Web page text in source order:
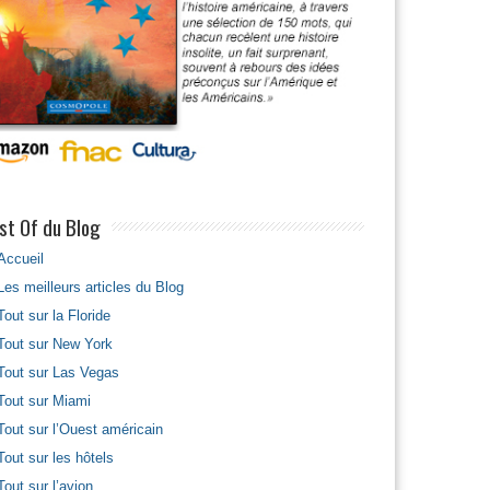
Of du Blog
meilleurs articles du Blog
sur la Floride
sur New York
sur Las Vegas
sur Miami
sur l’Ouest américain
sur les hôtels
sur l’avion